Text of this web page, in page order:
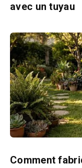
avec un tuyau
Comment